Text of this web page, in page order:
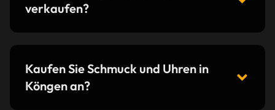
verkaufen?
Kaufen Sie Schmuck und Uhren in
Köngen an?